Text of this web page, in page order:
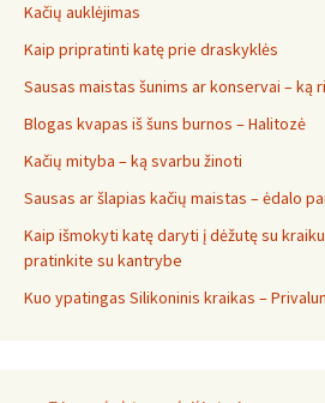
Kačių auklėjimas
Kaip pripratinti katę prie draskyklės
Sausas maistas šunims ar konservai – ką
Blogas kvapas iš šuns burnos – Halitozė
Kačių mityba – ką svarbu žinoti
Sausas ar šlapias kačių maistas – ėdalo
Kaip išmokyti katę daryti į dėžutę su
pratinkite su kantrybe
Kuo ypatingas Silikoninis kraikas –